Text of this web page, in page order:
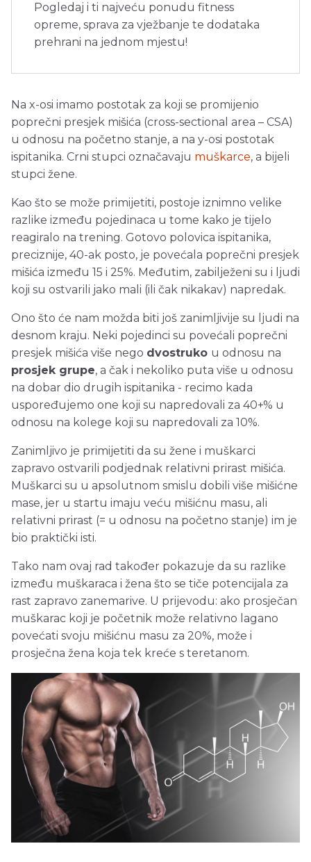
Pogledaj i ti najveću ponudu fitness
opreme, sprava za vježbanje te dodataka
prehrani na jednom mjestu!
Na x-osi imamo postotak za koji se promijenio
poprečni presjek mišića (cross-sectional area – CSA)
u odnosu na početno stanje, a na y-osi postotak
ispitanika. Crni stupci označavaju muškarce, a bijeli
stupci žene.
Kao što se može primijetiti, postoje iznimno velike
razlike između pojedinaca u tome kako je tijelo
reagiralo na trening. Gotovo polovica ispitanika,
preciznije, 40-ak posto, je povećala poprečni presjek
mišića između 15 i 25%. Međutim, zabilježeni su i ljudi
koji su ostvarili jako mali (ili čak nikakav) napredak.
Ono što će nam možda biti još zanimljivije su ljudi na
desnom kraju. Neki pojedinci su povećali poprečni
presjek mišića više nego dvostruko u odnosu na
prosjek grupe, a čak i nekoliko puta više u odnosu
na dobar dio drugih ispitanika - recimo kada
uspoređujemo one koji su napredovali za 40+% u
odnosu na kolege koji su napredovali za 10%.
Zanimljivo je primijetiti da su žene i muškarci
zapravo ostvarili podjednak relativni prirast mišića.
Muškarci su u apsolutnom smislu dobili više mišićne
mase, jer u startu imaju veću mišićnu masu, ali
relativni prirast (= u odnosu na početno stanje) im je
bio praktički isti.
Tako nam ovaj rad također pokazuje da su razlike
između muškaraca i žena što se tiče potencijala za
rast zapravo zanemarive. U prijevodu: ako prosječan
muškarac koji je početnik može relativno lagano
povećati svoju mišićnu masu za 20%, može i
prosječna žena koja tek kreće s teretanom.